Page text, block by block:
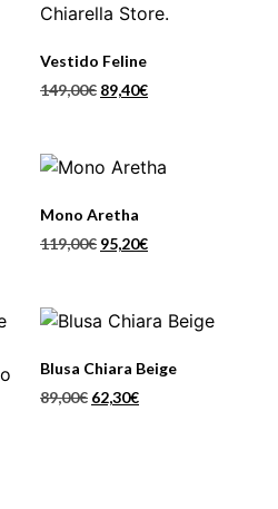
Vestido Feline
149,00€ 89,40€
Mono Aretha
119,00€ 95,20€
Blusa Chiara Beige
89,00€ 62,30€